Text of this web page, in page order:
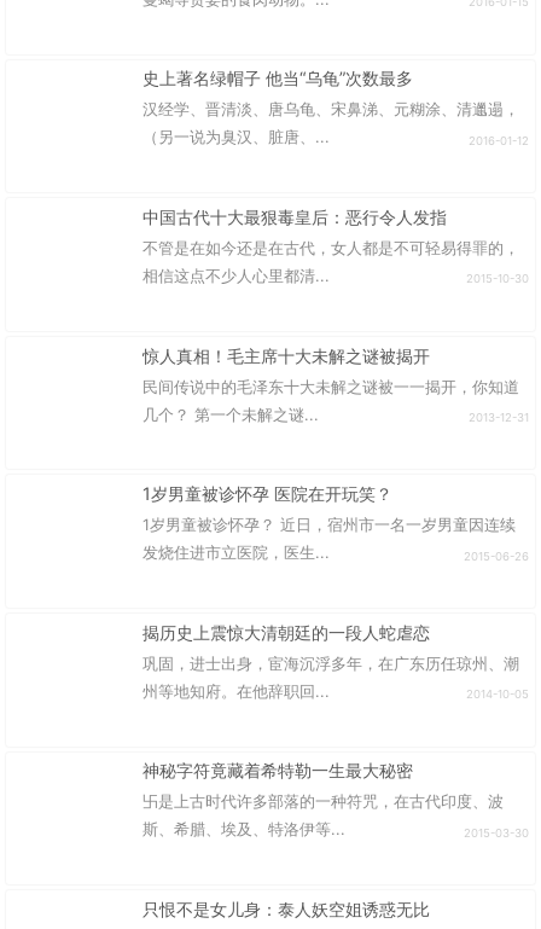
史上著名绿帽子 他当“乌龟”次数最多
汉经学、晋清淡、唐乌龟、宋鼻涕、元糊涂、清邋遢，
（另一说为臭汉、脏唐、...
2016-01-12
中国古代十大最狠毒皇后：恶行令人发指
不管是在如今还是在古代，女人都是不可轻易得罪的，
相信这点不少人心里都清...
2015-10-30
惊人真相！毛主席十大未解之谜被揭开
民间传说中的毛泽东十大未解之谜被一一揭开，你知道
几个？ 第一个未解之谜...
2013-12-31
1岁男童被诊怀孕 医院在开玩笑？
1岁男童被诊怀孕？ 近日，宿州市一名一岁男童因连续
发烧住进市立医院，医生...
2015-06-26
揭历史上震惊大清朝廷的一段人蛇虐恋
巩固，进士出身，宦海沉浮多年，在广东历任琼州、潮
州等地知府。在他辞职回...
2014-10-05
神秘字符竟藏着希特勒一生最大秘密
卐是上古时代许多部落的一种符咒，在古代印度、波
斯、希腊、埃及、特洛伊等...
2015-03-30
只恨不是女儿身：泰人妖空姐诱惑无比